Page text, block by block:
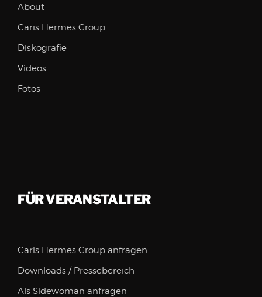
About
Caris Hermes Group
Diskografie
Videos
Fotos
FÜR VERANSTALTER
Caris Hermes Group anfragen
Downloads / Pressebereich
Als Sidewoman anfragen